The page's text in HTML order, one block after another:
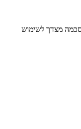
מצדך לשימוש